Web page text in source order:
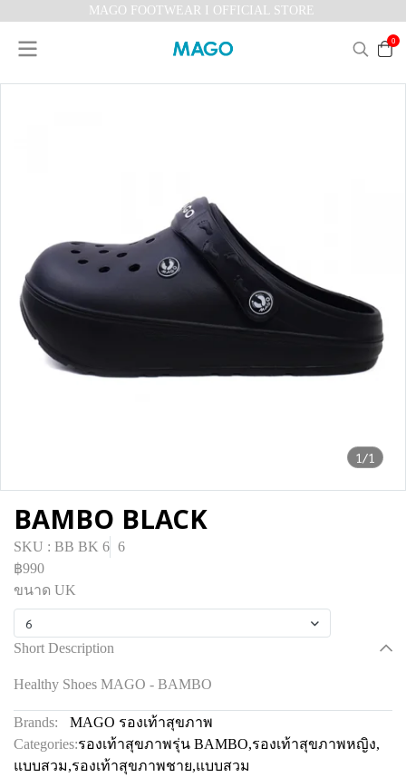
MAGO FOOTWEAR I OFFICIAL STORE
0
1/1
BAMBO BLACK
SKU : BB BK 6 6
฿990
ขนาด UK
6
Short Description
Healthy Shoes MAGO - BAMBO
Brands:
MAGO รองเท้าสุขภาพ
Categories:รองเท้าสุขภาพรุ่น BAMBO,รองเท้าสุขภาพหญิง,
แบบสวม,รองเท้าสุขภาพชาย,แบบสวม